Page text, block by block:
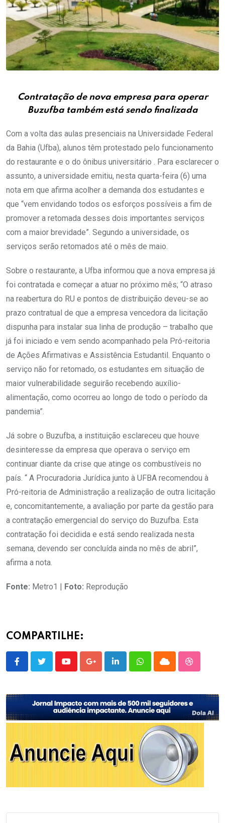
Contratação de nova empresa para operar
Buzufba também está sendo finalizada
Com a volta das aulas presenciais na Universidade Federal
da Bahia (Ufba), alunos têm protestado pelo funcionamento
do restaurante e o do ônibus universitário . Para esclarecer o
assunto, a universidade emitiu, nesta quarta-feira (6) uma
nota em que afirma acolher a demanda dos estudantes e
que “vem envidando todos os esforços possíveis a fim de
promover a retomada desses dois importantes serviços
com a maior brevidade”. Segundo a universidade, os
serviços serão retomados até o mês de maio.
Sobre o restaurante, a Ufba informou que a nova empresa já
foi contratada e começar a atuar no próximo mês; “O atraso
na reabertura do RU e pontos de distribuição deveu-se ao
prazo contratual de que a empresa vencedora da licitação
dispunha para instalar sua linha de produção – trabalho que
já foi iniciado e vem sendo acompanhado pela Pró-reitoria
de Ações Afirmativas e Assistência Estudantil. Enquanto o
serviço não for retomado, os estudantes em situação de
maior vulnerabilidade seguirão recebendo auxílio-
alimentação, como ocorreu ao longo de todo o período da
pandemia”.
Já sobre o Buzufba, a instituição esclareceu que houve
desinteresse da empresa que operava o serviço em
continuar diante da crise que atinge os combustíveis no
país. “ A Procuradoria Jurídica junto à UFBA recomendou à
Pró-reitoria de Administração a realização de outra licitação
e, concomitantemente, a avaliação por parte da gestão para
a contratação emergencial do serviço do Buzufba. Esta
contratação foi decidida e está sendo realizada nesta
semana, devendo ser concluída ainda no mês de abril”,
afirma a nota.
Fonte: Metro1 | Foto: Reprodução
COMPARTILHE:
YoutubeGoogle+LinkedInWhatsappCloud